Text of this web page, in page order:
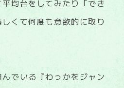
均台をしてみたり「でき
くて何度も意欲的に取り
でいる『わっかをジャン